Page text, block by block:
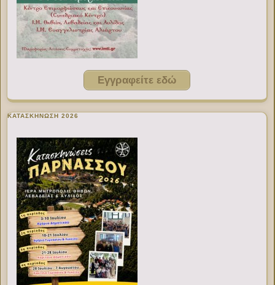
Εγγραφείτε εδώ
ΚΑΤΑΣΚΗΝΩΣΗ 2026